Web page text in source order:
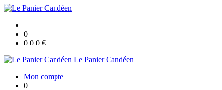
0
0 0.0 €
Le Panier Candéen
Mon compte
0